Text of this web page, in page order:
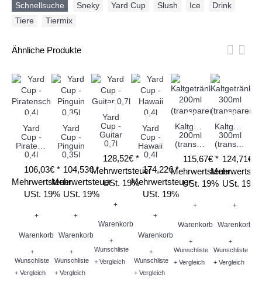
Schnellsuche Sneky Yard Cup Slush Ice Drink
Tiere
Tiermix
Ähnliche Produkte
Yard
Cup -
Piratenschiff
0,4l
106,03€ *
Mehrwertsteuer
USt. 19%
+
Warenkorb
+
Wunschliste
+ Vergleich
Yard
Cup -
Pinguin
0,35l
104,53€ *
Mehrwertsteuer
USt. 19%
+
Warenkorb
+
Wunschliste
+ Vergleich
Yard
Cup -
Guitar
0,7l
128,52€ *
Mehrwertsteuer
USt. 19%
+
Warenkorb
+
Wunschliste
+ Vergleich
Yard
Cup -
Hawaii
0,4l
174,22€ *
Mehrwertsteuer
USt. 19%
+
Warenkorb
+
Wunschliste
+ Vergleich
Kaltgetränkebecher
200ml
(transparent)
115,67€ *
Mehrwertsteuer
USt. 19%
+
Warenkorb
+
Wunschliste
+ Vergleich
300ml
(transparent)
124,71€ *
USt. 19%
+
Warenkorb
+
Wunschliste
+ Vergleich